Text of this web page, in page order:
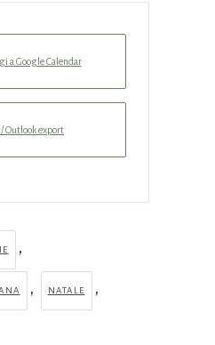
a Google Calendar
/ Outlook export
,
, NATALE ,